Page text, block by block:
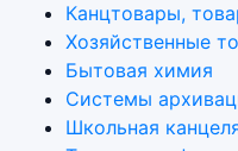
Канцтовары,
Хозяйственные
Бытовая химия
Системы
Школьная